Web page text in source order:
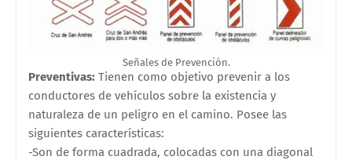
Señales de Prevención.
Preventivas: Tienen como objetivo prevenir a los
conductores de vehículos sobre la existencia y
naturaleza de un peligro en el camino. Posee las
siguientes características:
-Son de forma cuadrada, colocadas con una diagonal